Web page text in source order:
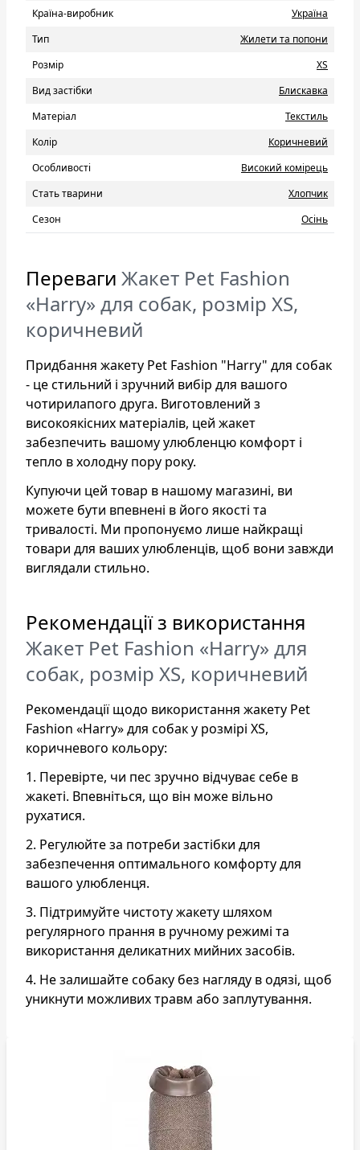
Країна-виробник
Україна
Тип
Жилети та попони
Розмір
XS
Вид застібки
Блискавка
Матеріал
Текстиль
Колір
Коричневий
Особливості
Високий комірець
Стать тварини
Хлопчик
Сезон
Осінь
Переваги Жакет Pet Fashion
«Harry» для собак, розмір XS,
коричневий
Придбання жакету Pet Fashion "Harry" для собак
- це стильний і зручний вибір для вашого
чотирилапого друга. Виготовлений з
високоякісних матеріалів, цей жакет
забезпечить вашому улюбленцю комфорт і
тепло в холодну пору року.
Купуючи цей товар в нашому магазині, ви
можете бути впевнені в його якості та
тривалості. Ми пропонуємо лише найкращі
товари для ваших улюбленців, щоб вони завжди
виглядали стильно.
Рекомендації з використання
Жакет Pet Fashion «Harry» для
собак, розмір XS, коричневий
Рекомендації щодо використання жакету Pet
Fashion «Harry» для собак у розмірі XS,
коричневого кольору:
1. Перевірте, чи пес зручно відчуває себе в
жакеті. Впевніться, що він може вільно
рухатися.
2. Регулюйте за потреби застібки для
забезпечення оптимального комфорту для
вашого улюбленця.
3. Підтримуйте чистоту жакету шляхом
регулярного прання в ручному режимі та
використання деликатних мийних засобів.
4. Не залишайте собаку без нагляду в одязі, щоб
уникнути можливих травм або заплутування.